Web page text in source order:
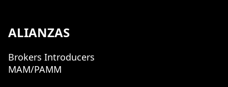
ALIANZAS
Brokers Introducers
MAM/PAMM